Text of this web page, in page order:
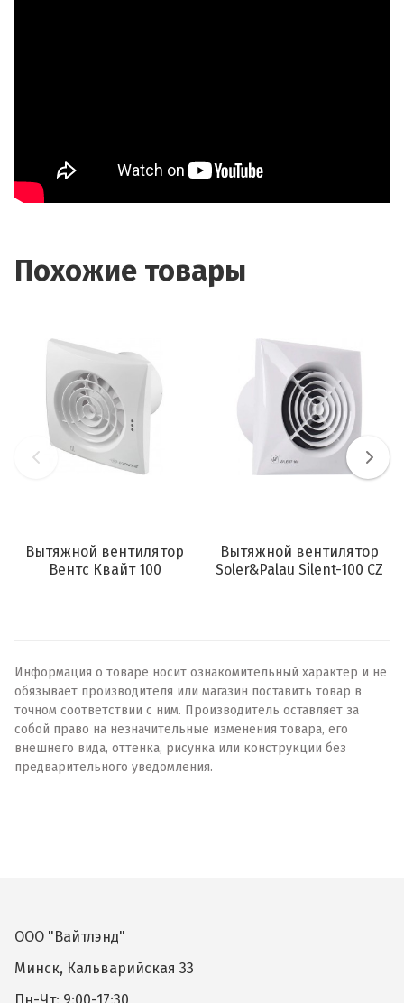
Похожие товары
Вытяжной вентилятор
Вентс Квайт 100
Вытяжной вентилятор
Soler&Palau Silent-100 CZ
Информация о товаре носит ознакомительный характер и не
обязывает производителя или магазин поставить товар в
точном соответствии с ним. Производитель оставляет за
собой право на незначительные изменения товара, его
внешнего вида, оттенка, рисунка или конструкции без
предварительного уведомления.
ООО "Вайтлэнд"
Минск, Кальварийская 33